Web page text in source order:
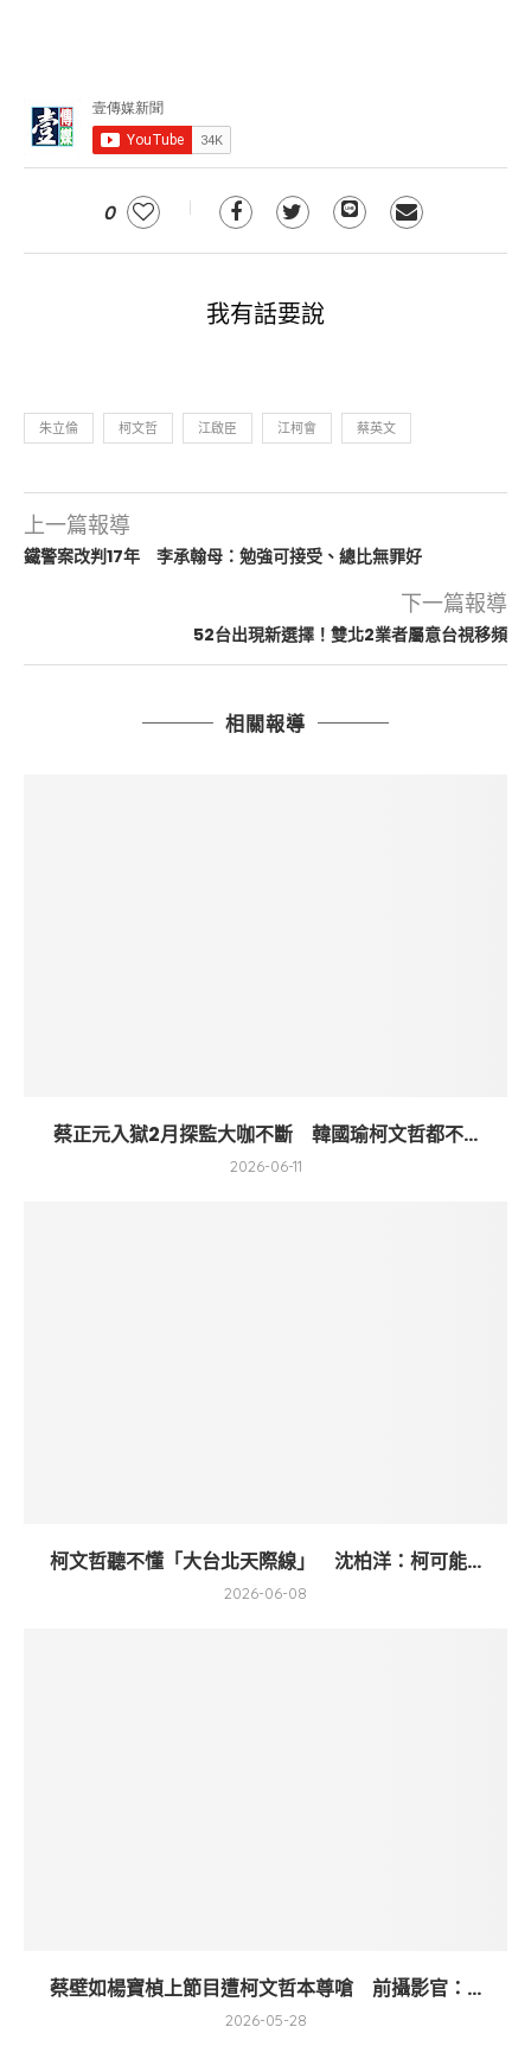
0
我有話要說
朱立倫 柯文哲 江啟臣 江柯會 蔡英文
上一篇報導
鐵警案改判17年 李承翰母：勉強可接受、總比無罪好
下一篇報導
52台出現新選擇！雙北2業者屬意台視移頻
相關報導
蔡正元入獄2月探監大咖不斷 韓國瑜柯文哲都不...
2026-06-11
柯文哲聽不懂「大台北天際線」 沈柏洋：柯可能...
2026-06-08
蔡壁如楊寶楨上節目遭柯文哲本尊嗆 前攝影官：...
2026-05-28